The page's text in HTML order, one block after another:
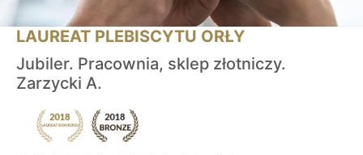
LAUREAT PLEBISCYTU ORŁY
Jubiler. Pracownia, sklep złotniczy.
Zarzycki A.